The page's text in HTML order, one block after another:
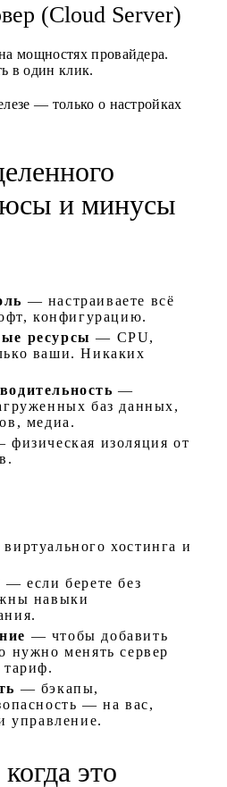
(Cloud Server)
мощностях провайдера.
в один клик.
— только о настройках
и минусы
— настраиваете всё
конфигурацию.
ресурсы — CPU,
ваши. Никаких
—
баз данных,
медиа.
физическая изоляция от
хостинга и
— если берете без
навыки
— чтобы добавить
нужно менять сервер
тариф.
— бэкапы,
— на вас,
управление.
это